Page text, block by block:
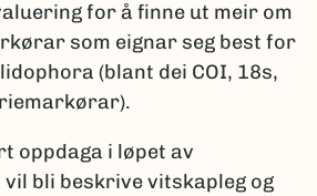
for å finne ut meir om
som eignar seg best for
(blant dei COI, 18s,
oppdaga i løpet av
bli beskrive vitskapleg og